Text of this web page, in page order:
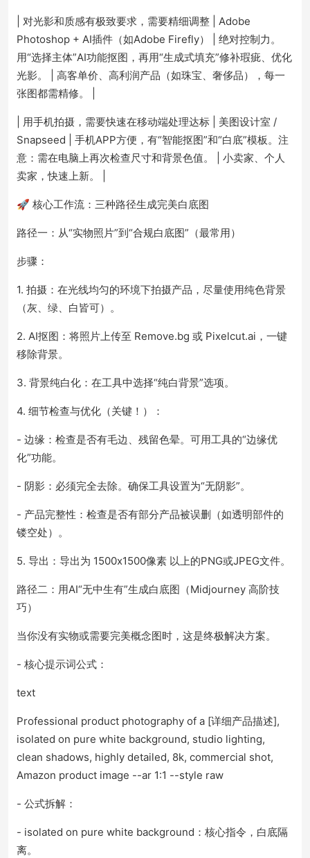
| 对光影和质感有极致要求，需要精细调整 | Adobe
Photoshop + AI插件（如Adobe Firefly） | 绝对控制力。
用“选择主体”AI功能抠图，再用“生成式填充”修补瑕疵、优化
光影。 | 高客单价、高利润产品（如珠宝、奢侈品），每一
张图都需精修。 |
| 用手机拍摄，需要快速在移动端处理达标 | 美图设计室 /
Snapseed | 手机APP方便，有“智能抠图”和“白底”模板。注
意：需在电脑上再次检查尺寸和背景色值。 | 小卖家、个人
卖家，快速上新。 |
🚀 核心工作流：三种路径生成完美白底图
路径一：从“实物照片”到“合规白底图”（最常用）
步骤：
1. 拍摄：在光线均匀的环境下拍摄产品，尽量使用纯色背景
（灰、绿、白皆可）。
2. AI抠图：将照片上传至 Remove.bg 或 Pixelcut.ai，一键
移除背景。
3. 背景纯白化：在工具中选择“纯白背景”选项。
4. 细节检查与优化（关键！）：
- 边缘：检查是否有毛边、残留色晕。可用工具的“边缘优
化”功能。
- 阴影：必须完全去除。确保工具设置为“无阴影”。
- 产品完整性：检查是否有部分产品被误删（如透明部件的
镂空处）。
5. 导出：导出为 1500x1500像素 以上的PNG或JPEG文件。
路径二：用AI“无中生有”生成白底图（Midjourney 高阶技
巧）
当你没有实物或需要完美概念图时，这是终极解决方案。
- 核心提示词公式：
text
Professional product photography of a [详细产品描述],
isolated on pure white background, studio lighting,
clean shadows, highly detailed, 8k, commercial shot,
Amazon product image --ar 1:1 --style raw
- 公式拆解：
- isolated on pure white background：核心指令，白底隔
离。